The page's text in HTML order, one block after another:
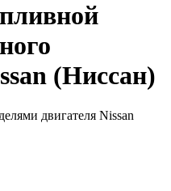
(Ниссан)
двигателя Nissan